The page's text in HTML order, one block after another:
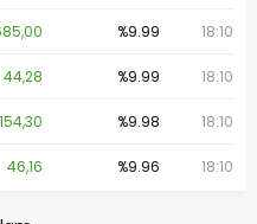
%9.99 18:10
44,28 %9.99 18:10
154,30 %9.98 18:10
46,16 %9.96 18:10